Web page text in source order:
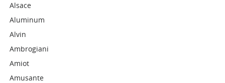
Alsace
Aluminum
Alvin
Ambrogiani
Amiot
Amusante